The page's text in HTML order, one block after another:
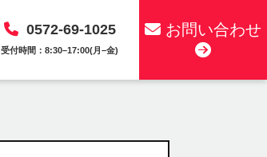
0572-69-1025
受付時間：8:30–17:00(月–金)
お問い合わせ